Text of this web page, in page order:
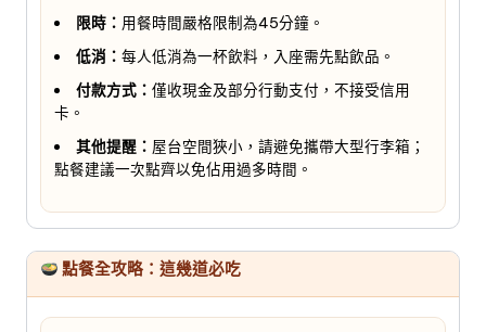
限時： 用餐時間嚴格限制為45分鐘。
低消： 每人低消為一杯飲料，入座需先點飲品。
付款方式： 僅收現金及部分行動支付，不接受信用
卡。
其他提醒： 屋台空間狹小，請避免攜帶大型行李箱；
點餐建議一次點齊以免佔用過多時間。
點餐全攻略：這幾道必吃